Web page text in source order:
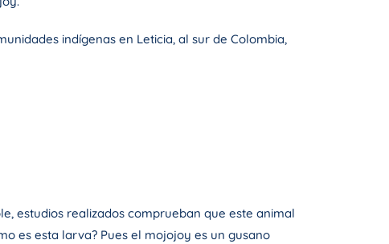
indígenas en Leticia, al sur de Colombia,
estudios realizados comprueban que este animal
es esta larva? Pues el mojojoy es un gusano